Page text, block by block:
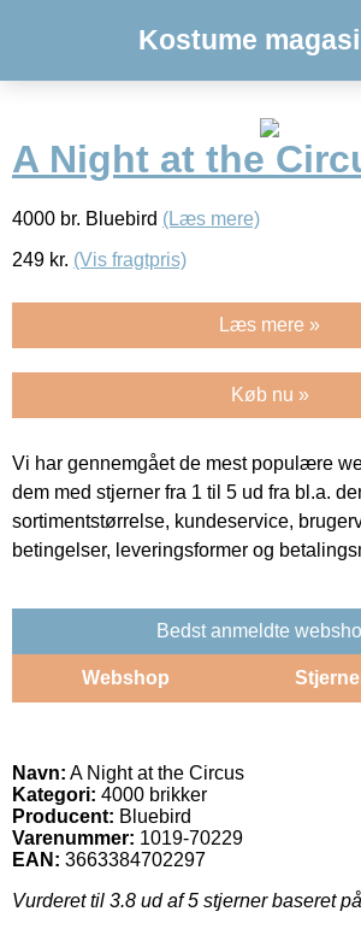
Kostume
A Night at the
4000 br. Bluebird (Læs mere)
249 kr. (Vis fragtpris)
Læs mere »
Køb nu »
Vi har gennemgået de mest populære
dem med stjerner fra 1 til 5 ud fra bl.a.
sortimentstørrelse, kundeservice,
betingelser, leveringsformer og
Bedst anmeldte
Webshop
Navn: A Night at the Circus
Kategori: 4000 brikker
Producent: Bluebird
Varenummer: 1019-70229
EAN: 3663384702297
Vurderet til 3.8 ud af 5 stjerner baseret på